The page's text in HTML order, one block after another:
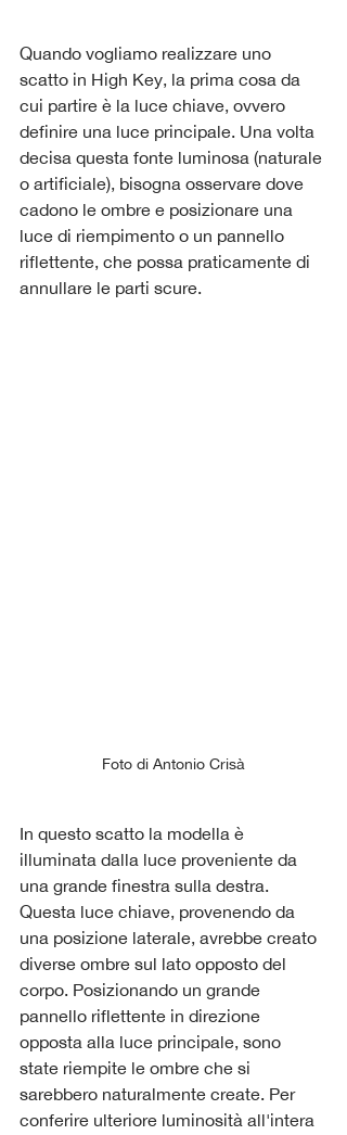
Quando vogliamo realizzare uno
scatto in High Key, la prima cosa da
cui partire è la luce chiave, ovvero
definire una luce principale. Una volta
decisa questa fonte luminosa (naturale
o artificiale), bisogna osservare dove
cadono le ombre e posizionare una
luce di riempimento o un pannello
riflettente, che possa praticamente di
annullare le parti scure.
Foto di Antonio Crisà
In questo scatto la modella è
illuminata dalla luce proveniente da
una grande finestra sulla destra.
Questa luce chiave, provenendo da
una posizione laterale, avrebbe creato
diverse ombre sul lato opposto del
corpo. Posizionando un grande
pannello riflettente in direzione
opposta alla luce principale, sono
state riempite le ombre che si
sarebbero naturalmente create. Per
conferire ulteriore luminosità all'intera